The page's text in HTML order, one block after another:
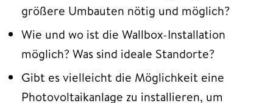
größere Umbauten nötig und möglich?
Wie und wo ist die Wallbox-Installation
möglich? Was sind ideale Standorte?
Gibt es vielleicht die Möglichkeit eine
Photovoltaikanlage zu installieren, um